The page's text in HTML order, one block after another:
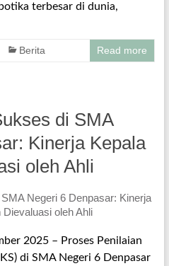
terbesar di dunia,
Berita Read more
di SMA
Kinerja Kepala
oleh Ahli
2025 – Proses Penilaian
di SMA Negeri 6 Denpasar